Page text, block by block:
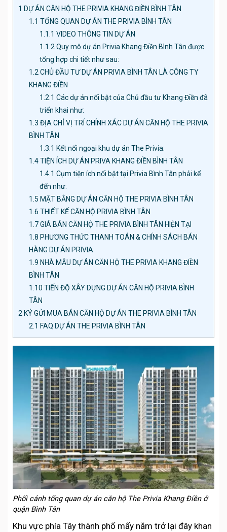
1 DỰ ÁN CĂN HỘ THE PRIVIA KHANG ĐIỀN BÌNH TÂN
1.1 TỔNG QUAN DỰ ÁN THE PRIVIA BÌNH TÂN
1.1.1 VIDEO THÔNG TIN DỰ ÁN
1.1.2 Quy mô dự án Privia Khang Điền Bình Tân được
tổng hợp chi tiết như sau:
1.2 CHỦ ĐẦU TƯ DỰ ÁN PRIVIA BÌNH TÂN LÀ CÔNG TY
KHANG ĐIỀN
1.2.1 Các dự án nổi bật của Chủ đầu tư Khang Điền đã
triển khai như:
1.3 ĐỊA CHỈ VỊ TRÍ CHÍNH XÁC DỰ ÁN CĂN HỘ THE PRIVIA
BÌNH TÂN
1.3.1 Kết nối ngoại khu dự án The Privia:
1.4TIỆN ÍCH DỰ ÁN PRIVA KHANG ĐIỀN BÌNH TÂN
1.4.1 Cụm tiện ích nổi bật tại Privia Bình Tân phải kể
đến như:
1.5 MẶT BẰNG DỰ ÁN CĂN HỘ THE PRIVIA BÌNH TÂN
1.6 THIẾT KẾ CĂN HỘ PRIVIA BÌNH TÂN
1.7GIÁ BÁN CĂN HỘ THE PRIVIA BÌNH TÂN HIỆN TẠI
1.8 PHƯƠNG THỨC THANH TOÁN & CHÍNH SÁCH BÁN
HÀNG DỰ ÁN PRIVIA
1.9 NHÀ MẪU DỰ ÁN CĂN HỘ THE PRIVIA KHANG ĐIỀN
BÌNH TÂN
1.10 TIẾN ĐỘ XÂY DỰNG DỰ ÁN CĂN HỘ PRIVIA BÌNH
TÂN
2 KÝ GỬI MUA BÁN CĂN HỘ DỰ ÁN THE PRIVIA BÌNH TÂN
2.1 FAQ DỰ ÁN THE PRIVIA BÌNH TÂN
Phối cảnh tổng quan dự án căn hộ The Privia Khang Điền ở
quận Bình Tân
Khu vực phía Tây thành phố mấy năm trở lại đây khan